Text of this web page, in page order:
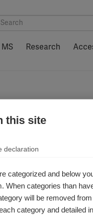
Research
شكرًا لك على التسجيل.
إتمام عملية التسجيل.
this site
declaration
categorized and below
When categories than
will be removed
category and detailed